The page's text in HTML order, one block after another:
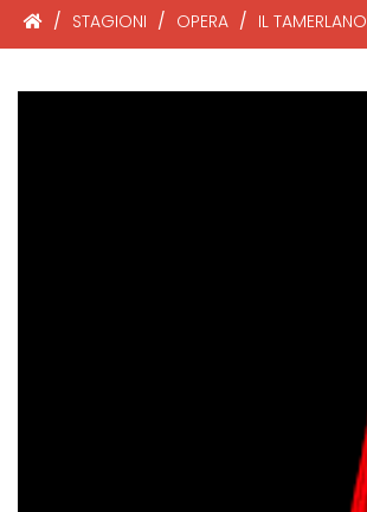
/ STAGIONI / OPERA / IL TAMERLANO